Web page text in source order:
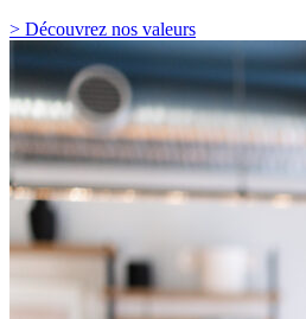
> Découvrez nos valeurs